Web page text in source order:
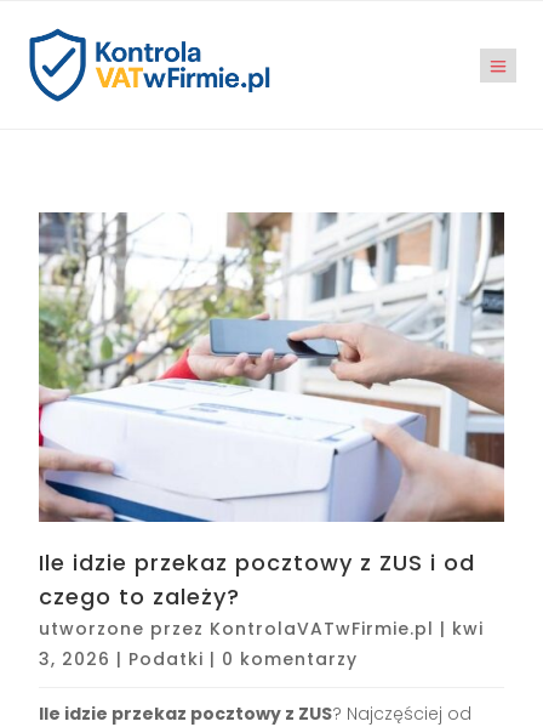
Ile idzie przekaz pocztowy z ZUS i od
czego to zależy?
utworzone przez KontrolaVATwFirmie.pl | kwi
3, 2026 | Podatki | 0 komentarzy
Ile idzie przekaz pocztowy z ZUS? Najczęściej od